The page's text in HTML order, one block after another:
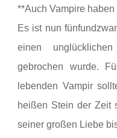
**Auch Vampire
Es ist nun
einen
gebrochen wurde.
lebenden Vampir
heißen Stein der Zeit
seiner großen Liebe